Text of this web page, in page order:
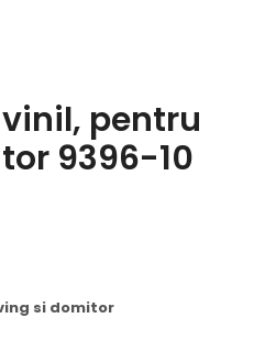
pentru
9396-10
si domitor